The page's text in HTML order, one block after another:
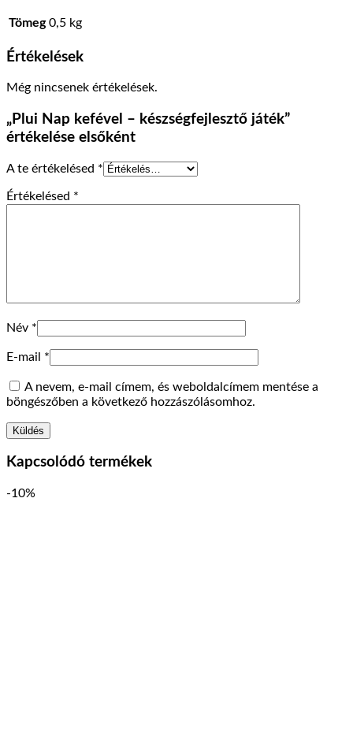
Tömeg 0,5 kg
Értékelések
Még nincsenek értékelések.
„Plui Nap kefével – készségfejlesztő játék”
értékelése elsőként
A te értékelésed *
Értékelésed *
Név *
E-mail *
A nevem, e-mail címem, és weboldalcímem mentése a
böngészőben a következő hozzászólásomhoz.
Kapcsolódó termékek
-10%